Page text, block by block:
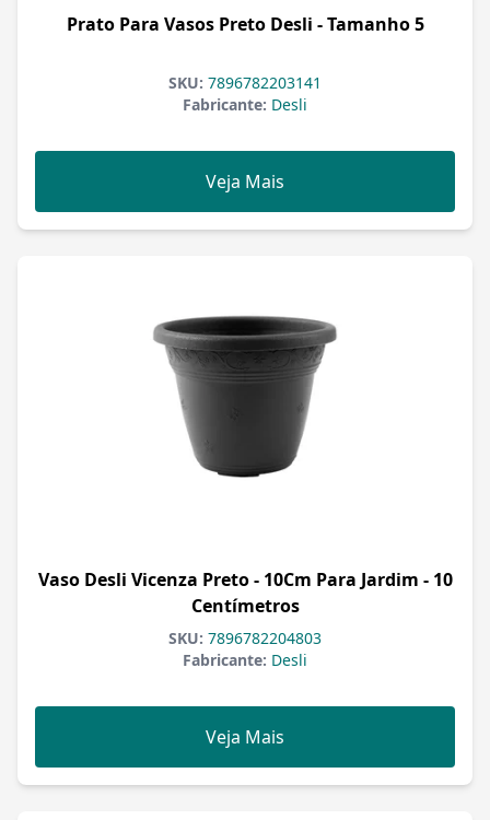
Prato Para Vasos Preto Desli - Tamanho 5
SKU: 7896782203141
Fabricante: Desli
Veja Mais
Vaso Desli Vicenza Preto - 10Cm Para Jardim - 10
Centímetros
SKU: 7896782204803
Fabricante: Desli
Veja Mais